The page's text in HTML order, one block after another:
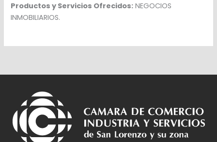
Productos y Servicios Ofrecidos: NEGOCIOS
INMOBILIARIOS.